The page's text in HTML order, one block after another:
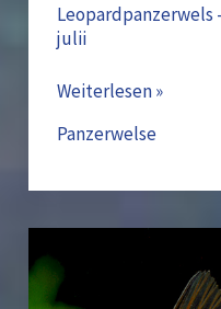
Leopardpanzerwels
julii
Weiterlesen »
Panzerwelse
Panzerwels
–